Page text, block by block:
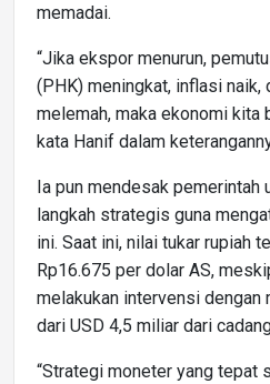
memadai.
“Jika ekspor menurun,
(PHK) meningkat, inflasi naik,
melemah, maka ekonomi kita
kata Hanif dalam
Ia pun mendesak pemerintah
langkah strategis guna
ini. Saat ini, nilai tukar rupiah
Rp16.675 per dolar AS,
melakukan intervensi dengan
dari USD 4,5 miliar dari
“Strategi moneter yang tepat